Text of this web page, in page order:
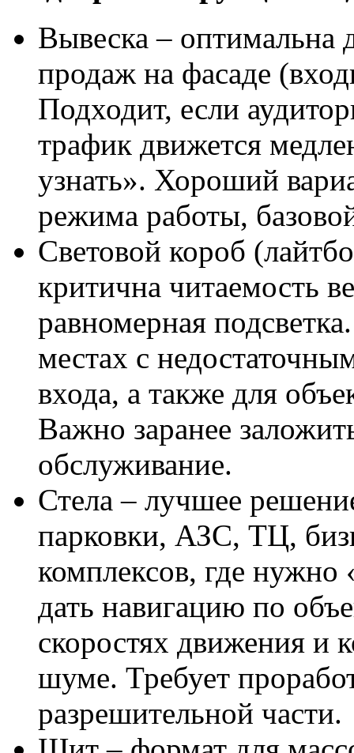
Вывеска – оптимальна
продаж на фасаде
Подходит, если
трафик движется
узнать». Хороший
режима работы,
Световой короб
критична читаемость
равномерная
местах с
входа, а также для
Важно заранее
обслуживание.
Стела – лучшее
парковки, АЗС, ТЦ,
комплексов, где нужно
дать навигацию по
скоростях движения и
шуме. Требует
разрешительной части.